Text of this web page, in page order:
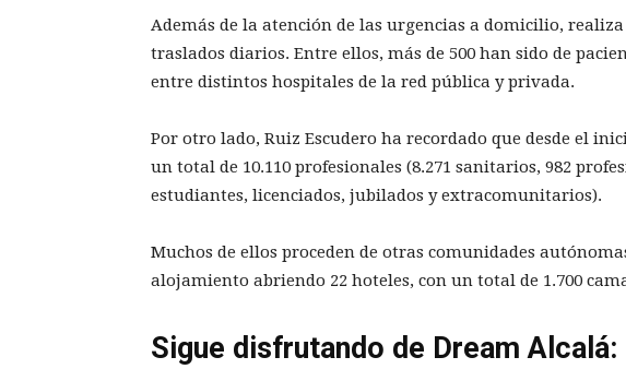
Además de la atención de las urgencias a domicilio, realiza
traslados diarios. Entre ellos, más de 500 han sido de
entre distintos hospitales de la red pública y privada.
Por otro lado, Ruiz Escudero ha recordado que desde el
un total de 10.110 profesionales (8.271 sanitarios, 982
estudiantes, licenciados, jubilados y extracomunitarios).
Muchos de ellos proceden de otras comunidades
alojamiento abriendo 22 hoteles, con un total de 1.700
Sigue disfrutando de Dream Alcalá: